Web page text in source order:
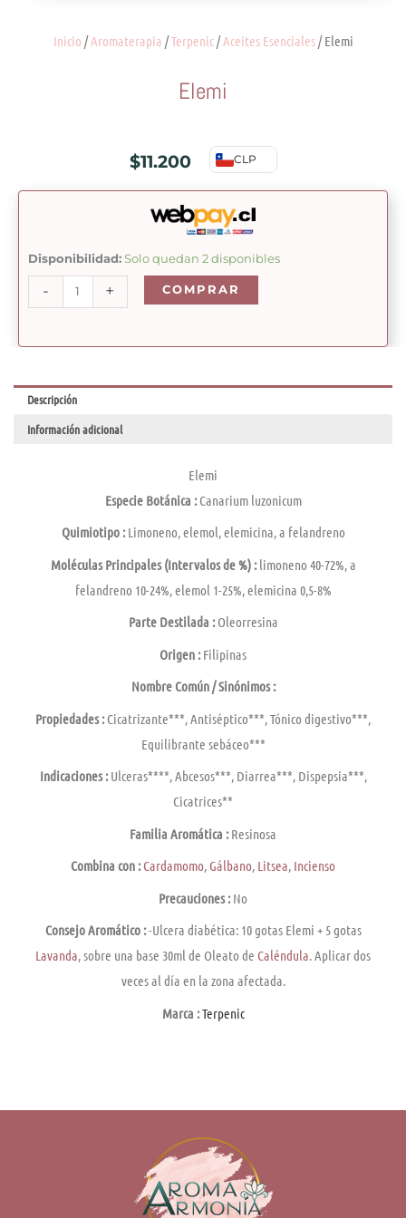
Inicio /Aromaterapia /Terpenic/Aceites Esenciales/ Elemi
Elemi
$11.200 CLP
Disponibilidad: Solo quedan 2 disponibles
-
Elemi
cantidad
+ COMPRAR
Descripción
Información adicional
Elemi
Especie Botánica :Canarium luzonicum
Quimiotipo :Limoneno, elemol, elemicina, a felandreno
Moléculas Principales (Intervalos de %) :limoneno 40-72%, a
felandreno 10-24%, elemol 1-25%, elemicina 0,5-8%
Parte Destilada :Oleorresina
Origen :Filipinas
Nombre Común / Sinónimos :
Propiedades :Cicatrizante***, Antiséptico***, Tónico digestivo***,
Equilibrante sebáceo***
Indicaciones :Ulceras****, Abcesos***, Diarrea***, Dispepsia***,
Cicatrices**
Familia Aromática :Resinosa
Combina con :Cardamomo, Gálbano, Litsea, Incienso
Precauciones :No
Consejo Aromático :-Ulcera diabética: 10 gotas Elemi­ + 5 gotas
Lavanda, sobre una base 30ml de Oleato de Caléndula. Aplicar dos
veces al dí­a en la zona afectada.
Marca :Terpenic